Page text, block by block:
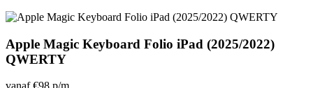
Apple Magic Keyboard Folio iPad (2025/2022)
QWERTY